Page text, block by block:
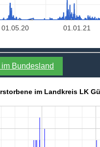
01.01.21
01.05.20
Bundesland
im Landkreis LK